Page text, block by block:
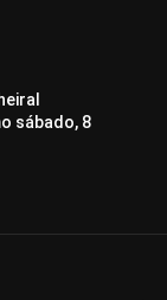
sábado, 8